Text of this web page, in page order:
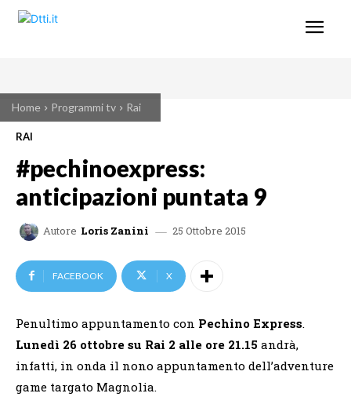
Home Programmi tv Rai
RAI
#pechinoexpress:
anticipazioni puntata 9
Autore Loris Zanini 25 Ottobre 2015
FACEBOOK X
Penultimo appuntamento con Pechino Express.
Lunedì 26 ottobre su Rai 2 alle ore 21.15 andrà,
infatti, in onda il nono appuntamento dell’adventure
game targato Magnolia.